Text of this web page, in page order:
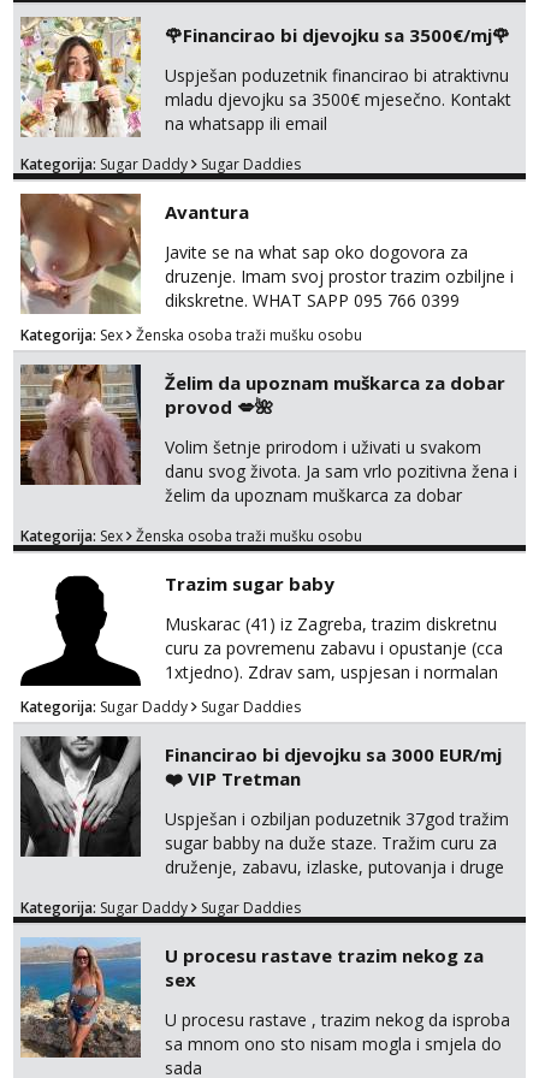
🌹Financirao bi djevojku sa 3500€/mj🌹
Uspješan poduzetnik financirao bi atraktivnu
mladu djevojku sa 3500€ mjesečno. Kontakt
na whatsapp ili email
Kategorija: Sugar Daddy Sugar Daddies
Avantura
Javite se na what sap oko dogovora za
druzenje. Imam svoj prostor trazim ozbiljne i
dikskretne. WHAT SAPP 095 766 0399
Kategorija: Sex Ženska osoba traži mušku osobu
Želim da upoznam muškarca za dobar
provod 💋🌺
Volim šetnje prirodom i uživati u svakom
danu svog života. Ja sam vrlo pozitivna žena i
želim da upoznam muškarca za dobar
na link ispod i nadji me tamo, cekam te!
Kategorija: Sex Ženska osoba traži mušku osobu
Trazim sugar baby
Muskarac (41) iz Zagreba, trazim diskretnu
curu za povremenu zabavu i opustanje (cca
1xtjedno). Zdrav sam, uspjesan i normalan
muskarca koji je spreman financijski cijeniti
tvoje vrijeme i trud. Ako smatras da imas sto
ponuditi, javi se s par rijeci o sebi, tome sto
trazis/ocekujes i fotkama na; Telegram
@GentAnte WA 0955812207
Kategorija: Sugar Daddy Sugar Daddies
Financirao bi djevojku sa 3000 EUR/mj
❤️ VIP Tretman
Uspješan i ozbiljan poduzetnik 37god tražim
sugar babby na duže staze. Tražim curu za
druženje, zabavu, izlaske, putovanja i druge
otvorena, komunikativna, zgodna i atraktivna
markodalic37@gmail.com
Kategorija: Sugar Daddy Sugar Daddies
U procesu rastave trazim nekog za
sex
U procesu rastave , trazim nekog da isproba
sa mnom ono sto nisam mogla i smjela do
sada